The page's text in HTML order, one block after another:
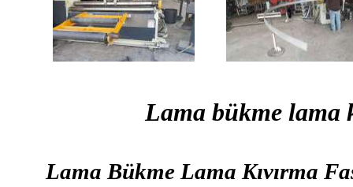
Lama bükme lama
Lama Bükme Lama Kıvırma